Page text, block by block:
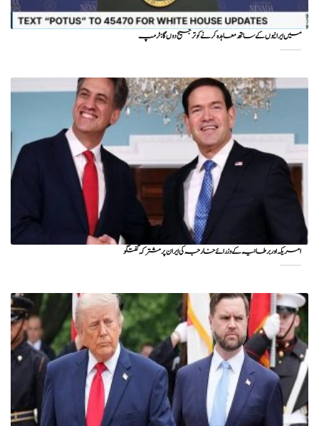
میں ایرانیوں کے ساتھ معاہدہ کرنے کو ترجیح دوں گا : ٹرمپ
امریکہ اور برطانیہ کے وزرائے خارجہ کی ایران پر مشترکہ گفتگو